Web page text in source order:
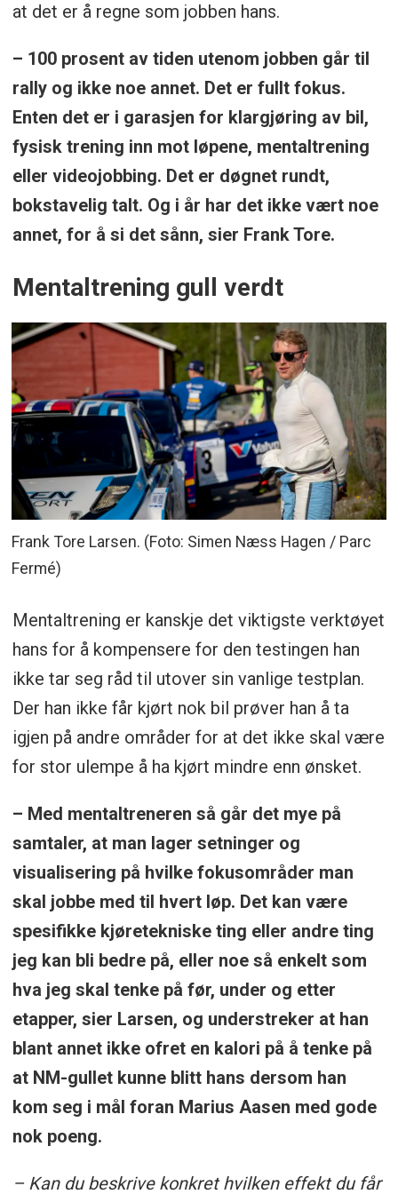
at det er å regne som jobben hans.
– 100 prosent av tiden utenom jobben går til
rally og ikke noe annet. Det er fullt fokus.
Enten det er i garasjen for klargjøring av bil,
fysisk trening inn mot løpene, mentaltrening
eller videojobbing. Det er døgnet rundt,
bokstavelig talt. Og i år har det ikke vært noe
annet, for å si det sånn, sier Frank Tore.
Mentaltrening gull verdt
Frank Tore Larsen. (Foto: Simen Næss Hagen / Parc
Fermé)
Mentaltrening er kanskje det viktigste verktøyet
hans for å kompensere for den testingen han
ikke tar seg råd til utover sin vanlige testplan.
Der han ikke får kjørt nok bil prøver han å ta
igjen på andre områder for at det ikke skal være
for stor ulempe å ha kjørt mindre enn ønsket.
– Med mentaltreneren så går det mye på
samtaler, at man lager setninger og
visualisering på hvilke fokusområder man
skal jobbe med til hvert løp. Det kan være
spesifikke kjøretekniske ting eller andre ting
jeg kan bli bedre på, eller noe så enkelt som
hva jeg skal tenke på før, under og etter
etapper, sier Larsen, og understreker at han
blant annet ikke ofret en kalori på å tenke på
at NM-gullet kunne blitt hans dersom han
kom seg i mål foran Marius Aasen med gode
nok poeng.
– Kan du beskrive konkret hvilken effekt du får